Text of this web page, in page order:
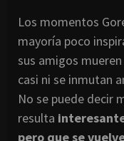
Los momentos
mayoría poco
sus amigos
casi ni se inmutan
No se puede decir
resulta
pero que se